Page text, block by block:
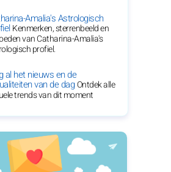
Amalia's Astrologisch
Kenmerken, sterrenbeeld en
van Catharina-Amalia's
profiel.
al het nieuws en de
van de dagOntdek alle
trends van dit moment